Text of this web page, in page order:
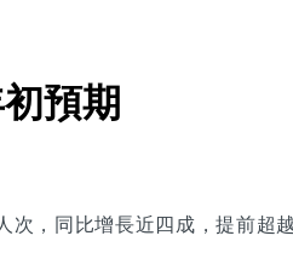
預期
，同比增長近四成，提前